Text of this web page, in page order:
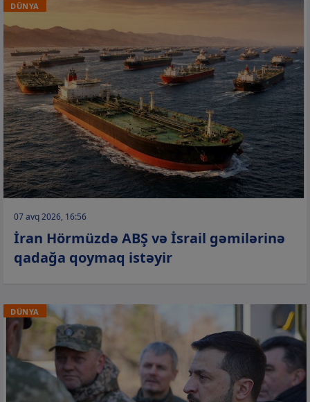
DÜNYA
07 avq 2026, 16:56
İran Hörmüzdə ABŞ və İsrail gəmilərinə
qadağa qoymaq istəyir
DÜNYA